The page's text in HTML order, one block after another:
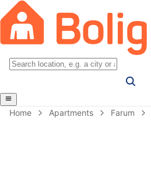
Home Apartments Farum